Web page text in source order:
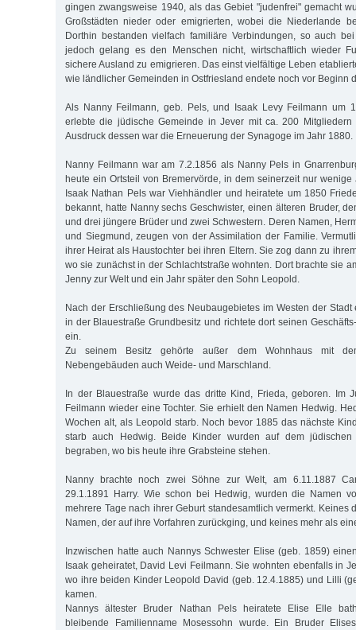
gingen zwangsweise 1940, als das Gebiet "judenfrei" gemacht
Großstädten nieder oder emigrierten, wobei die Niederlande
Dorthin bestanden vielfach familiäre Verbindungen, so auch
jedoch gelang es den Menschen nicht, wirtschaftlich wieder
sichere Ausland zu emigrieren. Das einst vielfältige Leben
wie ländlicher Gemeinden in Ostfriesland endete noch vor Beginn
Als Nanny Feilmann, geb. Pels, und Isaak Levy Feilmann um
erlebte die jüdische Gemeinde in Jever mit ca. 200 Mitgliedern
Ausdruck dessen war die Erneuerung der Synagoge im Jahr 1880.
Nanny Feilmann war am 7.2.1856 als Nanny Pels in
heute ein Ortsteil von Bremervörde, in dem seinerzeit nur wenige
Isaak Nathan Pels war Viehhändler und heiratete um 1850
bekannt, hatte Nanny sechs Geschwister, einen älteren Bruder,
und drei jüngere Brüder und zwei Schwestern. Deren Namen,
und Siegmund, zeugen von der Assimilation der Familie.
ihrer Heirat als Haustochter bei ihren Eltern. Sie zog dann zu
wo sie zunächst in der Schlachtstraße wohnten. Dort brachte sie
Jenny zur Welt und ein Jahr später den Sohn Leopold.
Nach der Erschließung des Neubaugebietes im Westen der Stadt
in der Blauestraße Grundbesitz und richtete dort seinen
ein.
Zu seinem Besitz gehörte außer dem Wohnhaus mit
Nebengebäuden auch Weide- und Marschland.
In der Blauestraße wurde das dritte Kind, Frieda, geboren. Im
Feilmann wieder eine Tochter. Sie erhielt den Namen Hedwig.
Wochen alt, als Leopold starb. Noch bevor 1885 das nächste
starb auch Hedwig. Beide Kinder wurden auf dem jüdischen
begraben, wo bis heute ihre Grabsteine stehen.
Nanny brachte noch zwei Söhne zur Welt, am 6.11.1887
29.1.1891 Harry. Wie schon bei Hedwig, wurden die Namen
mehrere Tage nach ihrer Geburt standesamtlich vermerkt. Keines
Namen, der auf ihre Vorfahren zurückging, und keines mehr als
Inzwischen hatte auch Nannys Schwester Elise (geb. 1859)
Isaak geheiratet, David Levi Feilmann. Sie wohnten ebenfalls in
wo ihre beiden Kinder Leopold David (geb. 12.4.1885) und Lilli
kamen.
Nannys ältester Bruder Nathan Pels heiratete Elise Elle
bleibende Familienname Mosessohn wurde. Ein Bruder